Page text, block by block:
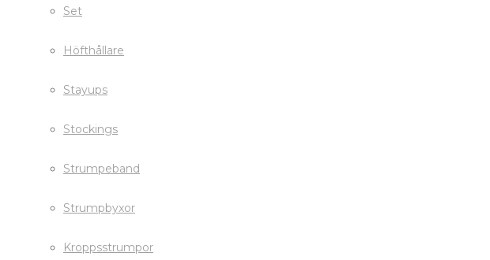
Set
Höfthållare
Stayups
Stockings
Strumpeband
Strumpbyxor
Kroppsstrumpor